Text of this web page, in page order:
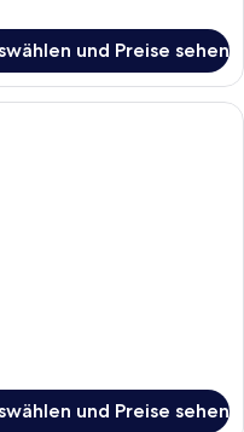
und Preise sehen
Hotelzimmer mit einem großen
und Preise sehen